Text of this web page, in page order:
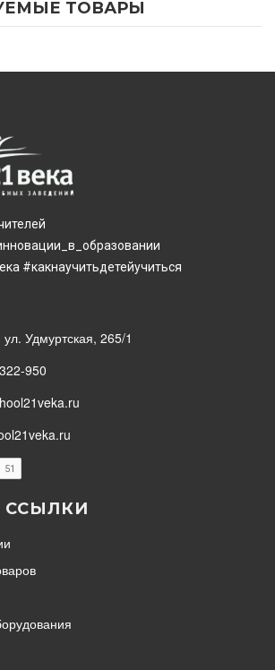
ТОВАРЫ
#какнаучитьдетейучиться
ул. Удмуртская, 265/1
950